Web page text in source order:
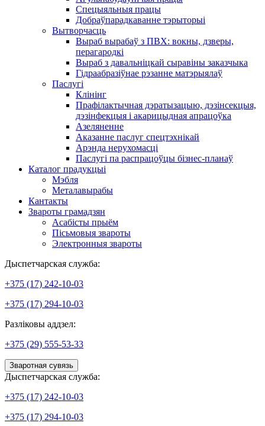
Спецыяльныя працы
Добраўпарадкаванне тэрыторыі
Вытворчасць
Выраб вырабаў з ПВХ: вокны, дзверы,
перагародкі
Выраб з давальніцкай сыравіны заказчыка
Гідраабразіўнае рэзанне матэрыялаў
Паслугі
Клінінг
Прафілактычная дэратызацыю, дэзiнсекцыя,
дэзінфекцыя і акарицыдная апрацоўка
Азеляненне
Аказанне паслуг спецтэхнікай
Арэнда нерухомасці
Паслугі па распрацоўцы бізнес-планаў
Каталог прадукцыі
Мэбля
Металавырабы
Кантакты
Звароты грамадзян
Асабісты прыём
Пісьмовыя звароты
Электронныя звароты
Дыспетчарская служба:
+375 (17) 242-10-03
+375 (17) 294-10-03
Разліковы аддзел:
+375 (29) 555-53-33
Зваротная сувязь
Дыспетчарская служба:
+375 (17) 242-10-03
+375 (17) 294-10-03